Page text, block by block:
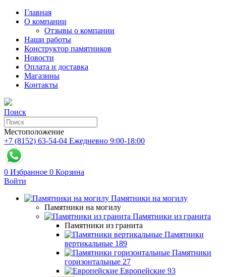
Главная
О компании
Отзывы о компании
Наши работы
Конструктор памятников
Новости
Оплата и доставка
Магазины
Контакты
Поиск
Местоположение
+7 (8152) 63-54-04 Ежедневно 9:00-18:00
0 Избранное 0 Корзина
Войти
Памятники на могилу
Памятники на могилу
Памятники из гранита
Памятники из гранита
Памятники
вертикальные 189
Памятники
горизонтальные 27
Европейские 93